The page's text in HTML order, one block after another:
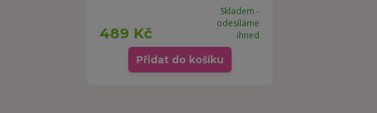
489 Kč
Skladem -
odesíláme
ihned
Přidat do košíku